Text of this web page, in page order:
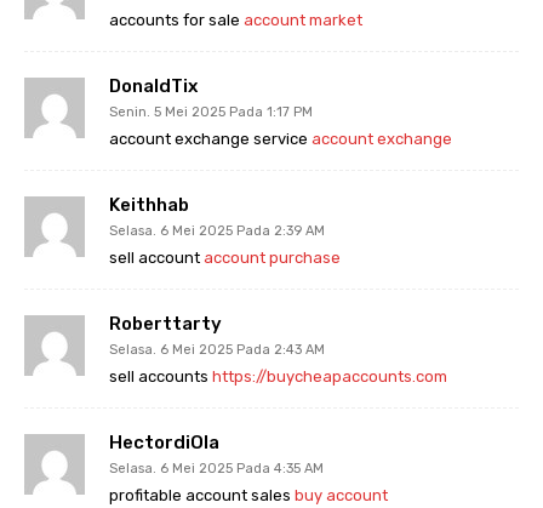
accounts for sale account market
DonaldTix
Senin. 5 Mei 2025 Pada 1:17 PM
account exchange service account exchange
Keithhab
Selasa. 6 Mei 2025 Pada 2:39 AM
sell account account purchase
Roberttarty
Selasa. 6 Mei 2025 Pada 2:43 AM
sell accounts https://buycheapaccounts.com
HectordiOla
Selasa. 6 Mei 2025 Pada 4:35 AM
profitable account sales buy account